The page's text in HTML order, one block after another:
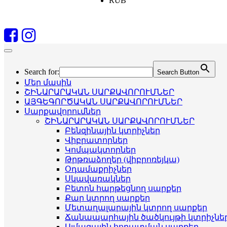
Search for: Search Button
Մեր մասին
ՇԻՆԱՐԱՐԱԿԱՆ ՍԱՐՔԱՎՈՐՈՒՄՆԵՐ
ԱՅԳԵԳՈՐԾԱԿԱՆ ՍԱՐՔԱՎՈՐՈՒՄՆԵՐ
Սարքավորումներ
ՇԻՆԱՐԱՐԱԿԱՆ ՍԱՐՔԱՎՈՐՈՒՄՆԵՐ
Բենզինային կտրիչներ
Վիբրատորներ
Կոմպակտորներ
Թրթռաձողեր (վիբրոռեյկա)
Օդամաքրիչներ
Սկավառակներ
Բետոն հարթեցնող սարքեր
Քար կտրող սարքեր
Մետաղալարային կտրող սարքեր
Ճանապարհային ծածկույթի